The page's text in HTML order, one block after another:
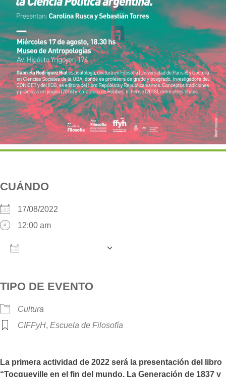
CUÁNDO
17/08/2022
12:00 am
TIPO DE EVENTO
Cultura
CIFFyH, Escuela de Filosofía
La primera actividad de 2022 será la presentación del libro
“Tocqueville en el fin del mundo. La Generación de 1837 y